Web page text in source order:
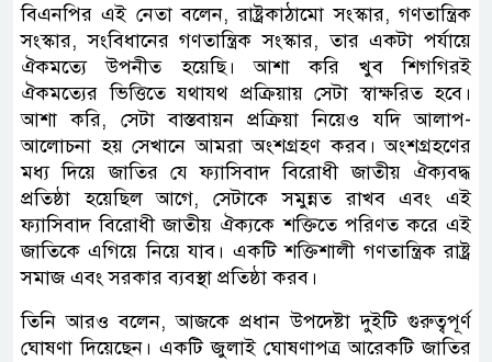
বিএনপির এই নেতা বলেন, রাষ্ট্রকাঠামো সংস্কার, গণতান্ত্রিক
সংস্কার, সংবিধানের গণতান্ত্রিক সংস্কার, তার একটা পর্যায়ে
ঐকমত্যে উপনীত হয়েছি। আশা করি খুব শিগগিরই
ঐকমত্যের ভিত্তিতে যথাযথ প্রক্রিয়ায় সেটা স্বাক্ষরিত হবে।
আশা করি, সেটা বাস্তবায়ন প্রক্রিয়া নিয়েও যদি আলাপ-
আলোচনা হয় সেখানে আমরা অংশগ্রহণ করব। অংশগ্রহণের
মধ্য দিয়ে জাতির যে ফ্যাসিবাদ বিরোধী জাতীয় ঐক্যবদ্ধ
প্রতিষ্ঠা হয়েছিল আগে, সেটাকে সমুন্নত রাখব এবং এই
ফ্যাসিবাদ বিরোধী জাতীয় ঐক্যকে শক্তিতে পরিণত করে এই
জাতিকে এগিয়ে নিয়ে যাব। একটি শক্তিশালী গণতান্ত্রিক রাষ্ট্র
সমাজ এবং সরকার ব্যবস্থা প্রতিষ্ঠা করব।
তিনি আরও বলেন, আজকে প্রধান উপদেষ্টা দুইটি গুরুত্বপূর্ণ
ঘোষণা দিয়েছেন। একটি জুলাই ঘোষণাপত্র আরেকটি জাতির